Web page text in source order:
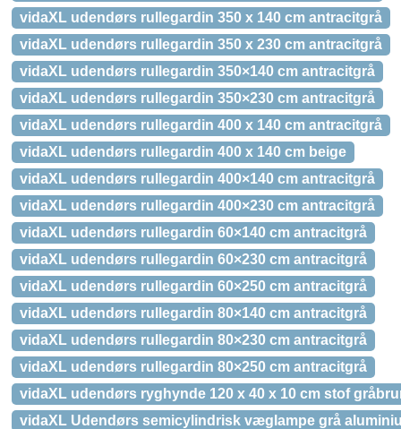
vidaXL udendørs rullegardin 350 x 140 cm antracitgrå
vidaXL udendørs rullegardin 350 x 230 cm antracitgrå
vidaXL udendørs rullegardin 350×140 cm antracitgrå
vidaXL udendørs rullegardin 350×230 cm antracitgrå
vidaXL udendørs rullegardin 400 x 140 cm antracitgrå
vidaXL udendørs rullegardin 400 x 140 cm beige
vidaXL udendørs rullegardin 400×140 cm antracitgrå
vidaXL udendørs rullegardin 400×230 cm antracitgrå
vidaXL udendørs rullegardin 60×140 cm antracitgrå
vidaXL udendørs rullegardin 60×230 cm antracitgrå
vidaXL udendørs rullegardin 60×250 cm antracitgrå
vidaXL udendørs rullegardin 80×140 cm antracitgrå
vidaXL udendørs rullegardin 80×230 cm antracitgrå
vidaXL udendørs rullegardin 80×250 cm antracitgrå
vidaXL udendørs ryghynde 120 x 40 x 10 cm stof
vidaXL Udendørs semicylindrisk væglampe grå